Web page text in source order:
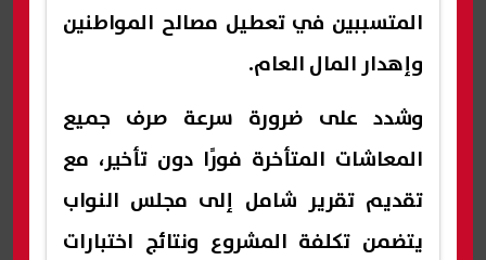
المتسببين في تعطيل مصالح المواطنين
وإهدار المال العام.
وشدد على ضرورة سرعة صرف جميع
المعاشات المتأخرة فورًا دون تأخير، مع
تقديم تقرير شامل إلى مجلس النواب
يتضمن تكلفة المشروع ونتائج اختبارات